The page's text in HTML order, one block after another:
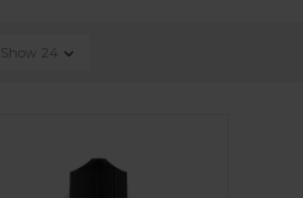
Show 24